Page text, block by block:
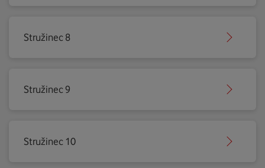
Stružinec 8
Stružinec 9
Stružinec 10